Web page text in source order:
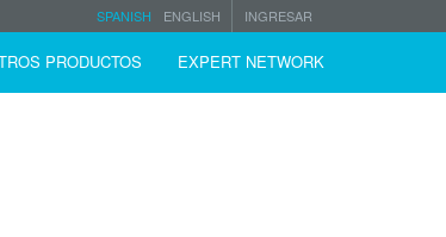
INGRESAR
SPANISH ENGLISH
PRODUCTOS EXPERT NETWORK